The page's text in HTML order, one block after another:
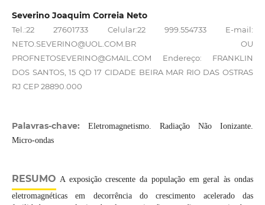
Severino Joaquim Correia Neto
Tel.:22 27601733 Celular:22 999.554733 E-mail:
NETO.SEVERINO@UOL.COM.BR OU
PROFNETOSEVERINO@GMAIL.COM Endereço: FRANKLIN
DOS SANTOS, 15 QD 17 CIDADE BEIRA MAR RIO DAS OSTRAS
RJ CEP 28890.000
Palavras-chave:
Eletromagnetismo. Radiação Não Ionizante.
Micro-ondas
RESUMO A exposição crescente da população em geral às ondas
eletromagnéticas em decorrência do crescimento acelerado das